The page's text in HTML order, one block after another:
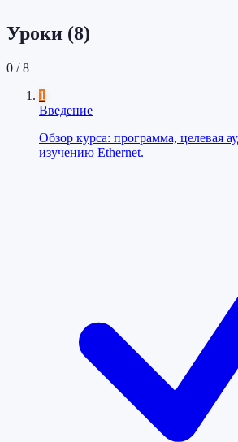
Уроки (8)
0 /8
1
Введение
Обзор курса: программа, целевая
изучению Ethernet.